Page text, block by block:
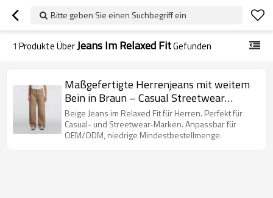
Bitte geben Sie einen Suchbegriff ein
1 Produkte ÜberJeans Im Relaxed FitGefunden
Maßgefertigte Herrenjeans mit weitem
Bein in Braun – Casual Streetwear
Großhandel
Beige Jeans im Relaxed Fit für Herren. Perfekt für
Casual- und Streetwear-Marken. Anpassbar für
OEM/ODM, niedrige Mindestbestellmenge.